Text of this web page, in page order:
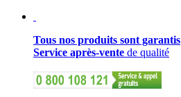
Tous nos produits sont garantis
Service après-vente de qualité